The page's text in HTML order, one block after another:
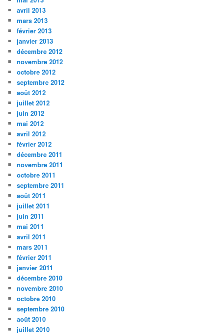
avril 2013
mars 2013
février 2013
janvier 2013
décembre 2012
novembre 2012
octobre 2012
septembre 2012
août 2012
juillet 2012
juin 2012
mai 2012
avril 2012
février 2012
décembre 2011
novembre 2011
octobre 2011
septembre 2011
août 2011
juillet 2011
juin 2011
mai 2011
avril 2011
mars 2011
février 2011
janvier 2011
décembre 2010
novembre 2010
octobre 2010
septembre 2010
août 2010
juillet 2010